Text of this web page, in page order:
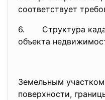
соответствует
6. Структура
объекта
Земельным
поверхности,